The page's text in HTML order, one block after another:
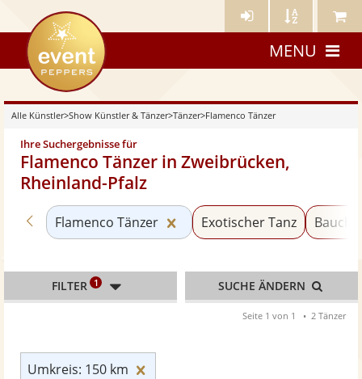
Künstler- Künstler Meine
eventpeppers
MENU
Alle Künstler>Show Künstler & Tänzer>Tänzer>Flamenco Tänzer
Ihre Suchergebnisse für
Flamenco Tänzer in Zweibrücken,
Rheinland-Pfalz
Zurück zu «Tänzer»
Flamenco Tänzer Kategorie «Flamenco
Exotischer Tanz
Umkreis: 150 km
FILTER 1 SUCHE ÄNDERN
Seite 1 von 1 2 Tänzer